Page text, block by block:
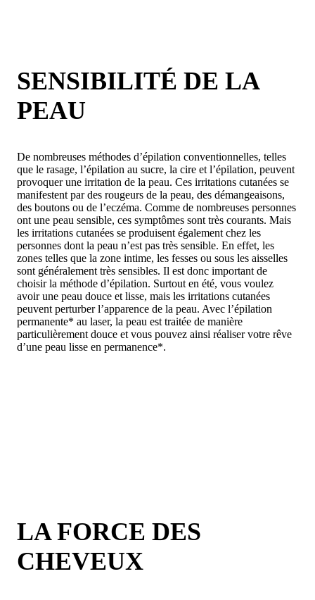
SENSIBILITÉ DE LA
PEAU
De nombreuses méthodes d’épilation conventionnelles, telles
que le rasage, l’épilation au sucre, la cire et l’épilation, peuvent
provoquer une irritation de la peau. Ces irritations cutanées se
manifestent par des rougeurs de la peau, des démangeaisons,
des boutons ou de l’eczéma. Comme de nombreuses personnes
ont une peau sensible, ces symptômes sont très courants. Mais
les irritations cutanées se produisent également chez les
personnes dont la peau n’est pas très sensible. En effet, les
zones telles que la zone intime, les fesses ou sous les aisselles
sont généralement très sensibles. Il est donc important de
choisir la méthode d’épilation. Surtout en été, vous voulez
avoir une peau douce et lisse, mais les irritations cutanées
peuvent perturber l’apparence de la peau. Avec l’épilation
permanente* au laser, la peau est traitée de manière
particulièrement douce et vous pouvez ainsi réaliser votre rêve
d’une peau lisse en permanence*.
LA FORCE DES
CHEVEUX